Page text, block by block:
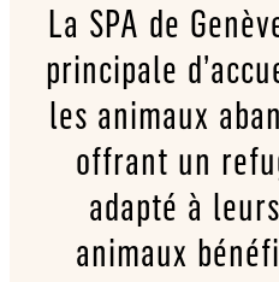
La SPA de
principale
les animaux
offrant un
adapté à
animaux